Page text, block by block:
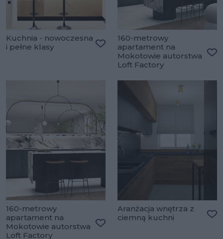
Kuchnia - nowoczesna
i pełne klasy
Dodaj do ulubionych
160-metrowy
apartament na
Mokotowie autorstwa
Loft Factory
160-metrowy
apartament na
Mokotowie autorstwa
Loft Factory
Aranżacja wnętrza z
ciemną kuchni